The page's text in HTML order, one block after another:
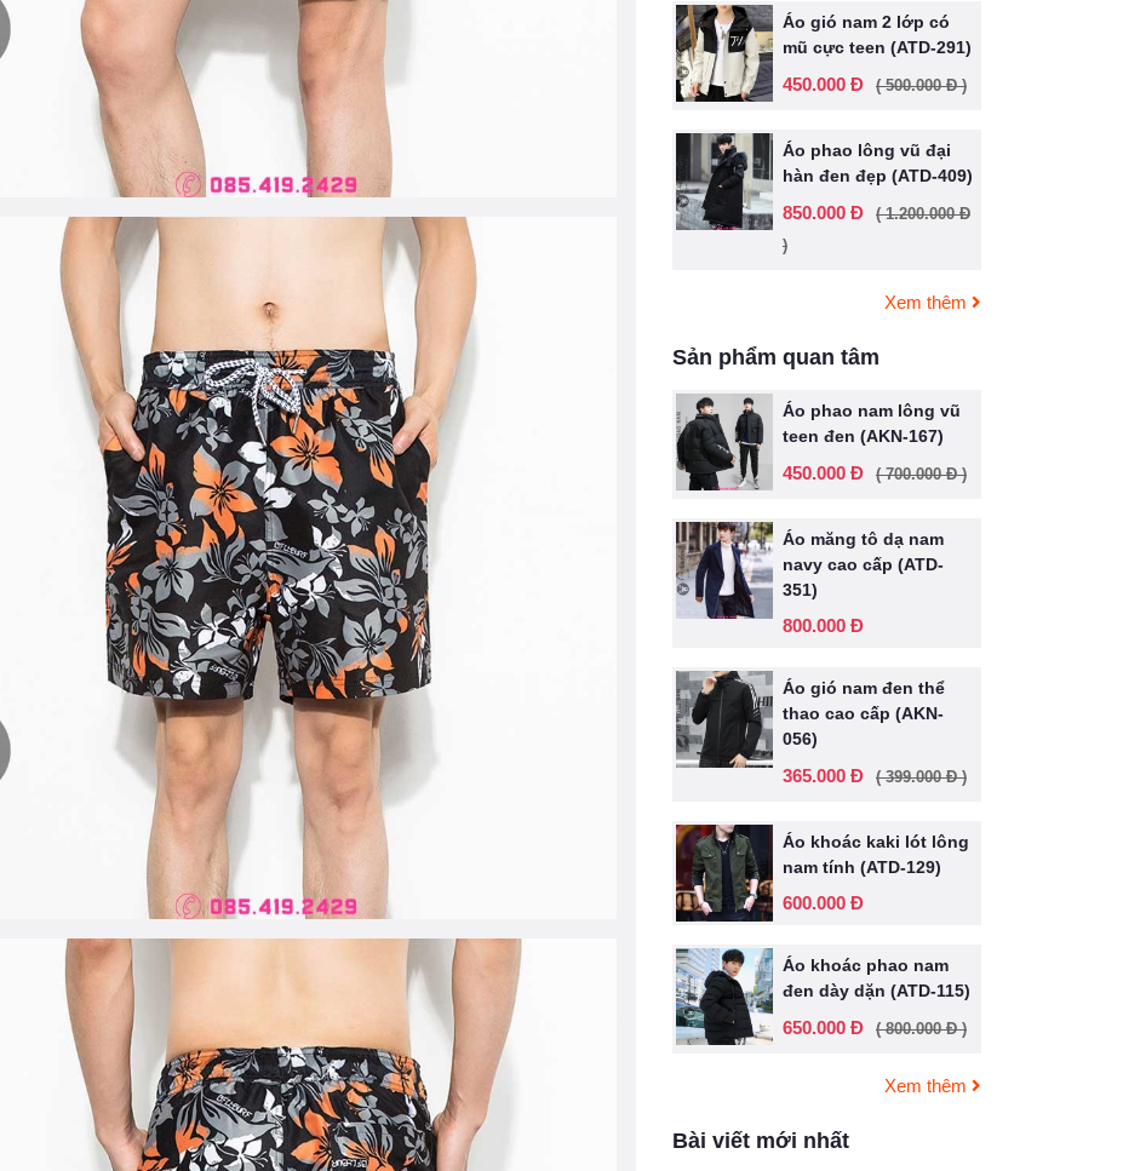
Áo gió nam 2 lớp có
mũ cực teen (ATD-291)
450.000 Đ ( 500.000 Đ )
Áo phao lông vũ đại
hàn đen đẹp (ATD-409)
850.000 Đ
( 1.200.000 Đ
)
Xem thêm
Sản phẩm quan tâm
Áo phao nam lông vũ
teen đen (AKN-167)
450.000 Đ ( 700.000 Đ )
Áo măng tô dạ nam
navy cao cấp (ATD-
351)
800.000 Đ
Áo gió nam đen thể
thao cao cấp (AKN-
056)
365.000 Đ ( 399.000 Đ )
Áo khoác kaki lót lông
nam tính (ATD-129)
600.000 Đ
Áo khoác phao nam
đen dày dặn (ATD-115)
650.000 Đ ( 800.000 Đ )
Xem thêm
Bài viết mới nhất